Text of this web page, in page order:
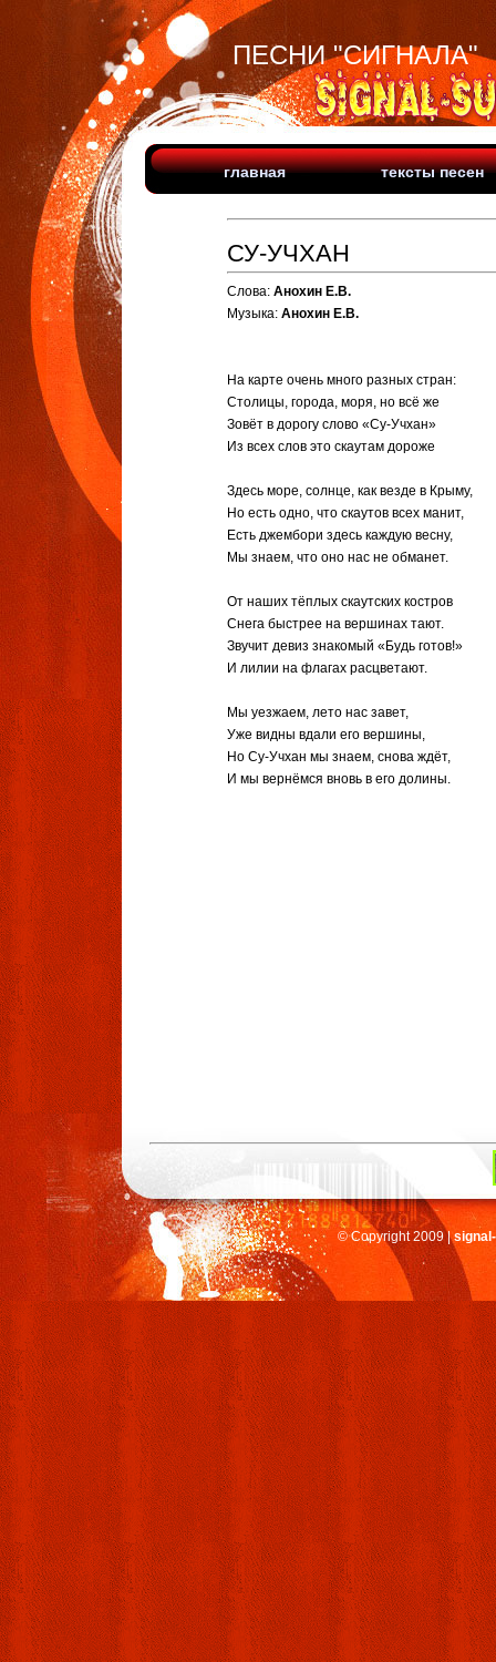
ПЕСНИ "СИГНАЛА"
главная тексты песен
СУ-УЧХАН
Слова: Анохин Е.В.
Музыка: Анохин Е.В.
На карте очень много разных стран:
Столицы, города, моря, но всё же
Зовёт в дорогу слово «Су-Учхан»
Из всех слов это скаутам дороже
Здесь море, солнце, как везде в Крыму,
Но есть одно, что скаутов всех манит,
Есть джембори здесь каждую весну,
Мы знаем, что оно нас не обманет.
От наших тёплых скаутских костров
Снега быстрее на вершинах тают.
Звучит девиз знакомый «Будь готов!»
И лилии на флагах расцветают.
Мы уезжаем, лето нас завет,
Уже видны вдали его вершины,
Но Су-Учхан мы знаем, снова ждёт,
И мы вернёмся вновь в его долины.
© Copyright 2009 |